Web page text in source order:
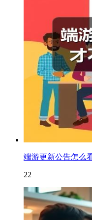
端游更新公告怎么
22